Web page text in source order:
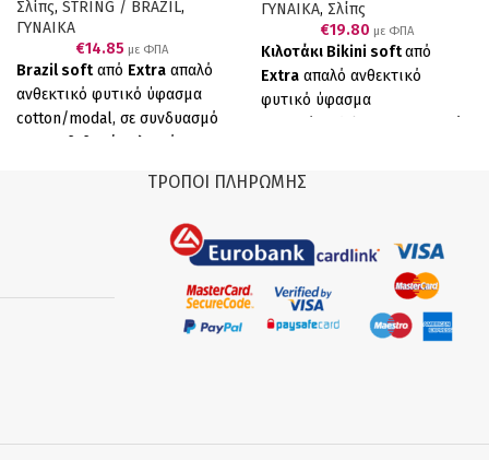
Σλίπς, STRING / BRAZIL,
ΓΥΝΑΙΚΑ
€14.85 με ΦΠΑ
Brazil softαπό Extra απαλό
ανθεκτικό φυτικό ύφασμα
cotton/modal, σε συνδυασμό
με επενδεδυμένο λεπτό
έχουμε το τέλειο αποτέλεσμα.
Συσκευασία τριών τεμαχίων
(3 Μπεζ) Ελληνικό Προϊόν
ΓΥΝΑΙΚΑ, Σλίπς
€19.80 με ΦΠΑ
Κιλοτάκι Bikini softαπό
Extra απαλό ανθεκτικό
φυτικό ύφασμα
λάστιχο για να μη διαγράφει,
Συσκευασία τεσσάρων
τεμαχίων (2ΡΟΖ 2 ΜΩΒ).
Ελληνικό Προϊόν Παραγωγής
μας
ΤΡΌΠΟΙ ΠΛΗΡΩΜΉΣ